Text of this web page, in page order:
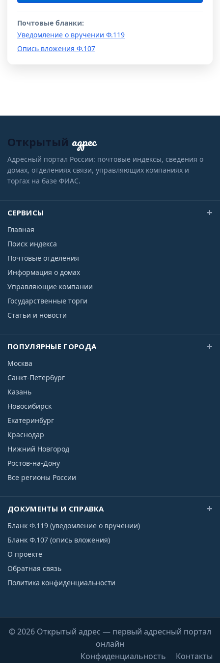
Почтовые бланки:
Уведомление о вручении Ф.119
Опись вложения Ф.107
Открытый адрес
Адресный портал России: почтовые индексы, сведения о
домах, отделениях связи, управляющих компаниях и
торгах на базе ФИАС.
СЕРВИСЫ
Главная
Поиск индекса
Почтовые отделения
Информация о домах
Управляющие компании
Государственные торги
Статьи и новости
ПОПУЛЯРНЫЕ ГОРОДА
Москва
Санкт-Петербург
Казань
Новосибирск
Екатеринбург
Краснодар
Нижний Новгород
Ростов-на-Дону
Все регионы России
ДОКУМЕНТЫ И СПРАВКА
Бланк Ф.119 (уведомление о вручении)
Бланк Ф.107 (опись вложения)
О проекте
Обратная связь
Политика конфиденциальности
© 2026 Открытый адрес — первый адресный портал
онлайн
Конфиденциальность
Контакты